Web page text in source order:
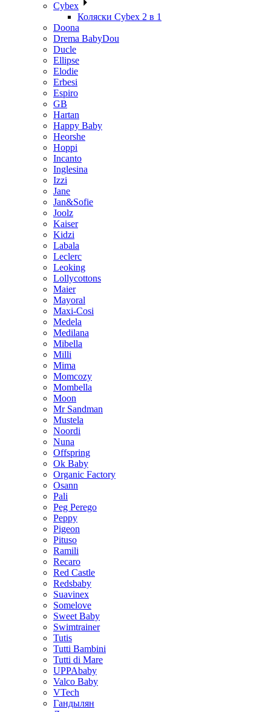
Cybex
Коляски Cybex 2 в 1
Doona
Drema BabyDou
Ducle
Ellipse
Elodie
Erbesi
Espiro
GB
Hartan
Happy Baby
Heorshe
Hoppi
Incanto
Inglesina
Izzi
Jane
Jan&Sofie
Joolz
Kaiser
Kidzi
Labala
Leclerc
Leoking
Lollycottons
Maier
Mayoral
Maxi-Cosi
Medela
Medilana
Mibella
Milli
Mima
Momcozy
Mombella
Moon
Mr Sandman
Mustela
Noordi
Nuna
Offspring
Ok Baby
Organic Factory
Osann
Pali
Peg Perego
Peppy
Pigeon
Pituso
Ramili
Recaro
Red Castle
Redsbaby
Suavinex
Somelove
Sweet Baby
Swimtrainer
Tutis
Tutti Bambini
Tutti di Mare
UPPAbaby
Valco Baby
VTech
Гандылян